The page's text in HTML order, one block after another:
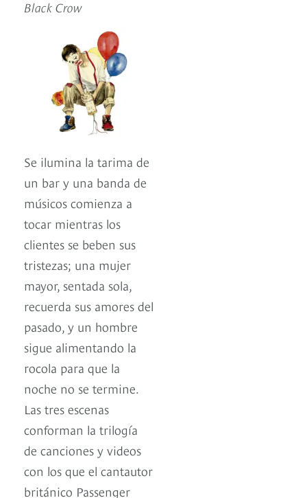
Black Crow
Se ilumina la tarima de
un bar y una banda de
músicos comienza a
tocar mientras los
clientes se beben sus
tristezas; una mujer
mayor, sentada sola,
recuerda sus amores del
pasado, y un hombre
sigue alimentando la
rocola para que la
noche no se termine.
Las tres escenas
conforman la trilogía
de canciones y videos
con los que el cantautor
británico Passenger